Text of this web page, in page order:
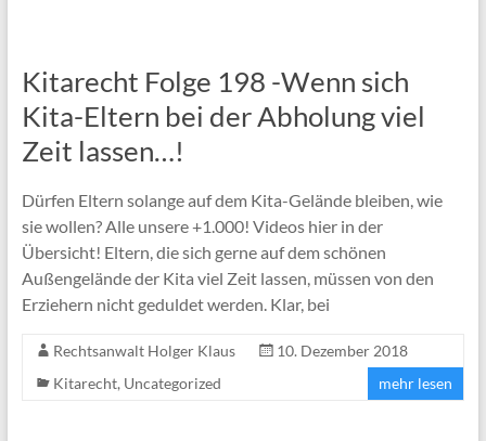
Kitarecht Folge 198 -Wenn sich
Kita-Eltern bei der Abholung viel
Zeit lassen…!
Dürfen Eltern solange auf dem Kita-Gelände bleiben, wie
sie wollen? Alle unsere +1.000! Videos hier in der
Übersicht! Eltern, die sich gerne auf dem schönen
Außengelände der Kita viel Zeit lassen, müssen von den
Erziehern nicht geduldet werden. Klar, bei
Rechtsanwalt Holger Klaus
10. Dezember 2018
Kitarecht, Uncategorized mehr lesen